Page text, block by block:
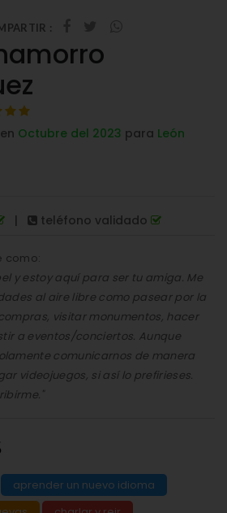
:
Octubre del 2023 para León
| teléfono validado
como:
y estoy aquí para ser tu amiga. Me
al aire libre como pasear por la
visitar monumentos, hacer
a eventos/conciertos. Aunque
comunicarnos de manera
videojuegos, si así lo prefirieses.
aprender un nuevo idioma